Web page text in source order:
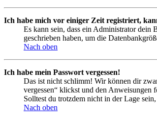
Ich habe mich vor einiger Zeit registriert,
Es kann sein, dass ein Administrator dein
geschrieben haben, um die
Nach oben
Ich habe mein Passwort vergessen!
Das ist nicht schlimm! Wir können dir
vergessen“ klickst und den Anweisungen
Solltest du trotzdem nicht in der Lage
Nach oben